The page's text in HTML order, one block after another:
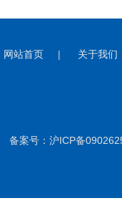
网站首页 | 关于我们
备案号：沪ICP备